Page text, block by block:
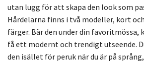
utan lugg för att skapa den look som
Hårdelarna finns i två modeller, kort
färger. Bär den under din
få ett modernt och trendigt utseende.
den isället för peruk när du är på